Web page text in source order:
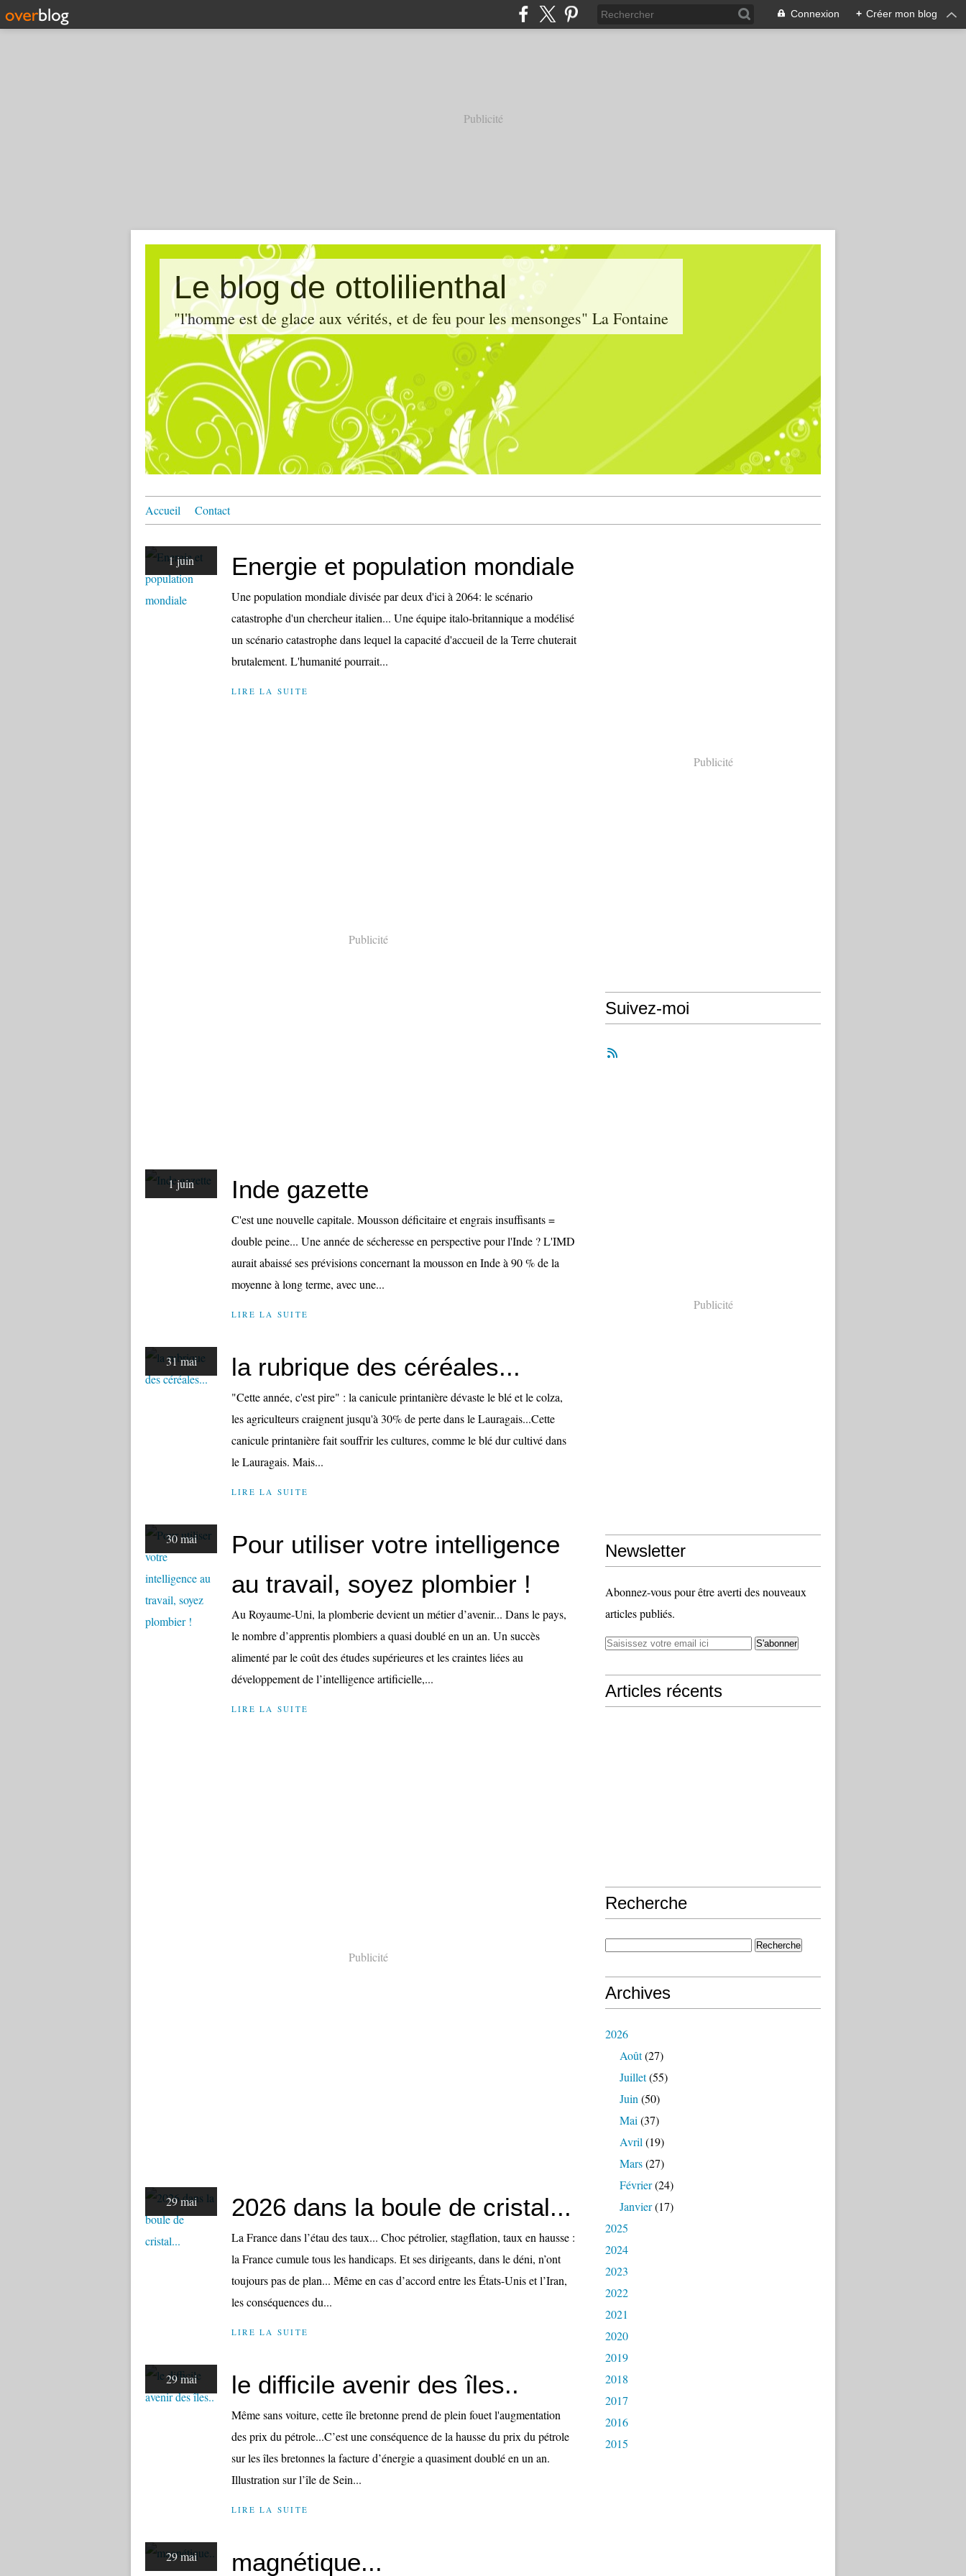
Connexion + Créer mon blog
Publicité
Le blog de ottolilienthal
"l'homme est de glace aux vérités, et de feu pour les mensonges" La Fontaine
Accueil Contact
1 juin Energie et population mondiale
Une population mondiale divisée par deux d'ici à 2064: le scénario
catastrophe d'un chercheur italien... Une équipe italo-britannique a modélisé
un scénario catastrophe dans lequel la capacité d'accueil de la Terre chuterait
brutalement. L'humanité pourrait...
LIRE LA SUITE
Publicité
1 juin Inde gazette
C'est une nouvelle capitale. Mousson déficitaire et engrais insuffisants =
double peine... Une année de sécheresse en perspective pour l'Inde ? L'IMD
aurait abaissé ses prévisions concernant la mousson en Inde à 90 % de la
moyenne à long terme, avec une...
LIRE LA SUITE
31 mai la rubrique des céréales...
"Cette année, c'est pire" : la canicule printanière dévaste le blé et le colza,
les agriculteurs craignent jusqu'à 30% de perte dans le Lauragais...Cette
canicule printanière fait souffrir les cultures, comme le blé dur cultivé dans
le Lauragais. Mais...
LIRE LA SUITE
30 mai
Pour utiliser votre intelligence
au travail, soyez plombier !
Au Royaume-Uni, la plomberie devient un métier d’avenir... Dans le pays,
le nombre d’apprentis plombiers a quasi doublé en un an. Un succès
alimenté par le coût des études supérieures et les craintes liées au
développement de l’intelligence artificielle,...
LIRE LA SUITE
Publicité
29 mai 2026 dans la boule de cristal...
La France dans l’étau des taux... Choc pétrolier, stagflation, taux en hausse :
la France cumule tous les handicaps. Et ses dirigeants, dans le déni, n’ont
toujours pas de plan... Même en cas d’accord entre les États-Unis et l’Iran,
les conséquences du...
LIRE LA SUITE
29 mai le difficile avenir des îles..
Même sans voiture, cette île bretonne prend de plein fouet l'augmentation
des prix du pétrole...C’est une conséquence de la hausse du prix du pétrole
sur les îles bretonnes la facture d’énergie a quasiment doublé en un an.
Illustration sur l’île de Sein...
LIRE LA SUITE
29 mai magnétique...
Publicité
Suivez-moi
Publicité
Newsletter
Abonnez-vous pour être averti des nouveaux
articles publiés.
Articles récents
Recherche
Archives
2026
Août(27)
Juillet(55)
Juin (50)
Mai (37)
Avril (19)
Mars(27)
Février(24)
Janvier(17)
2025
2024
2023
2022
2021
2020
2019
2018
2017
2016
2015